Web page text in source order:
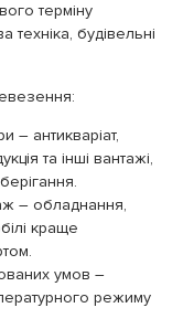
терміну
техніка, будівельні
– антикваріат,
та інші вантажі,
– обладнання,
краще
умов –
режиму